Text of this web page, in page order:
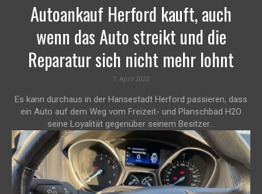
Autoankauf Herford kauft, auch
wenn das Auto streikt und die
Reparatur sich nicht mehr lohnt
7. April 2022
Es kann durchaus in der Hansestadt Herford passieren, dass
ein Auto auf dem Weg vom Freizeit- und Planschbad H2O
seine Loyalität gegenüber seinem Besitzer...